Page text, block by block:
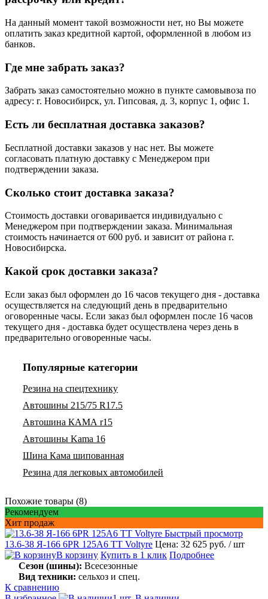
На данный момент такой возможности нет, но Вы можете
оплатить заказ кредитной картой, оформленной в любом из
банков.
Где мне забрать заказ?
Забрать заказ самостоятельно можно в пункте самовывоза по
адресу: г. Новосибирск, ул. Гипсовая, д. 3, корпус 1, офис 1.
Есть ли бесплатная доставка заказов?
Бесплатной доставки заказов у нас нет. Вы можете
согласовать платную доставку с Менеджером при
подтверждении заказа.
Сколько стоит доставка заказа?
Стоимость доставки оговаривается индивидуально с
Менеджером при подтверждении заказа. Минимальная
стоимость начинается от 600 руб. и зависит от района г.
Новосибирска.
Какой срок доставки заказа?
Если заказ был оформлен до 16 часов текущего дня - доставка
осуществляется на следующий день в предварительно
оговоренные часы. Если заказ был оформлен после 16 часов
текущего дня - доставка будет осуществлена через день в
предварительно оговоренные часы.
Популярные категории
Резина на спецтехнику
Автошины 215/75 R17.5
Автошина КАМА r15
Автошины Kama 16
Шина Кама шипованная
Резина для легковых автомобилей
Похожие товары (8)
Рекомендуем
Хит продаж
Быстрый просмотр
13.6-38 Я-166 6PR 125A6 TT Voltyre Цена: 32 625 руб. / шт
В корзину Купить в 1 клик Подробнее
Сезон (шины): Всесезонные
Вид техники: сельхоз и спец.
К сравнению